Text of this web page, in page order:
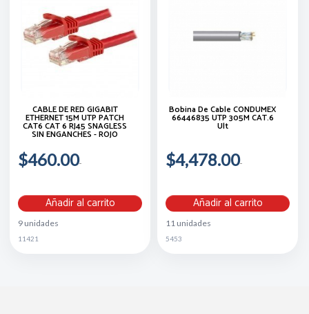
CABLE DE RED GIGABIT
ETHERNET 15M UTP PATCH
CAT6 CAT 6 RJ45 SNAGLESS
SIN ENGANCHES - ROJO
$460.00
Añadir al carrito
9 unidades
11421
Bobina De Cable CONDUMEX
66446835 UTP 305M CAT.6
Ult
$4,478.00
Añadir al carrito
11 unidades
5453